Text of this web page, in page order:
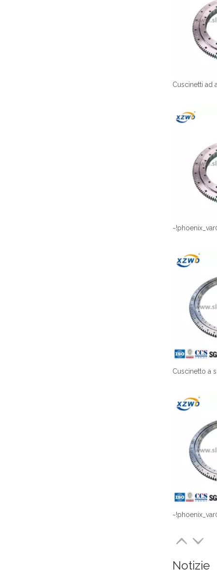
Notizie